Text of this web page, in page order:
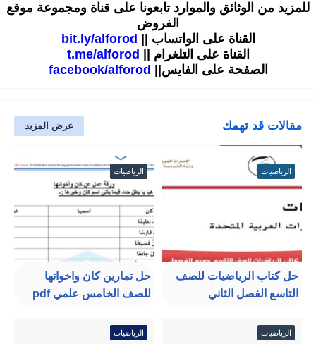
للمزيد من الوثائق والموارد تابعونا على قناة ومجموعة موقع
الفروض
القناة على الواتساب ||
bit.ly/alforod
القناة على التلغرام ||
t.me/alforod
الصفحة على الفايس||
facebook/alforod
مقالات قد تهمك عرض المزيد
الرياضيات
حل كتاب الرياضيات للصف
التاسع الفصل الثاني
الرياضيات
حل تمارين كان واخواتها
للصف الخامس علمي pdf
الرياضيات الرياضيات